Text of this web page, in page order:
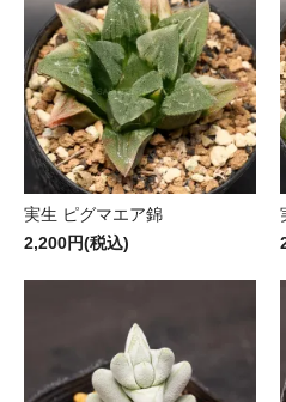
実生 ピグマエア錦
2,200円(税込)